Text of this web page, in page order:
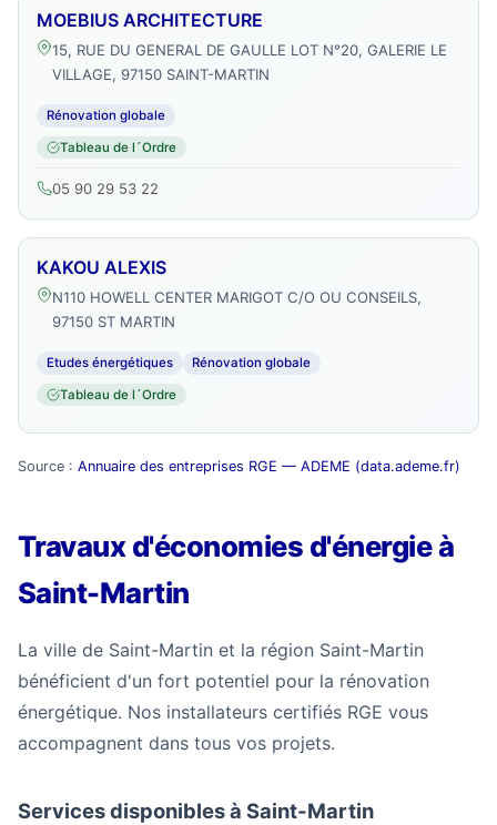
MOEBIUS ARCHITECTURE
15, RUE DU GENERAL DE GAULLE LOT N°20, GALERIE LE
VILLAGE, 97150 SAINT-MARTIN
Rénovation globale
Tableau de l´Ordre
05 90 29 53 22
KAKOU ALEXIS
N110 HOWELL CENTER MARIGOT C/O OU CONSEILS,
97150 ST MARTIN
Etudes énergétiques Rénovation globale
Tableau de l´Ordre
Source : Annuaire des entreprises RGE — ADEME (data.ademe.fr)
Travaux d'économies d'énergie à
Saint-Martin
La ville de Saint-Martin et la région Saint-Martin
bénéficient d'un fort potentiel pour la rénovation
énergétique. Nos installateurs certifiés RGE vous
accompagnent dans tous vos projets.
Services disponibles à Saint-Martin